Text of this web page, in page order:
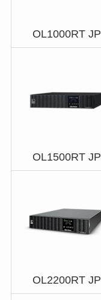
OL1000RT JP
OL1500RT JP
OL2200RT JP